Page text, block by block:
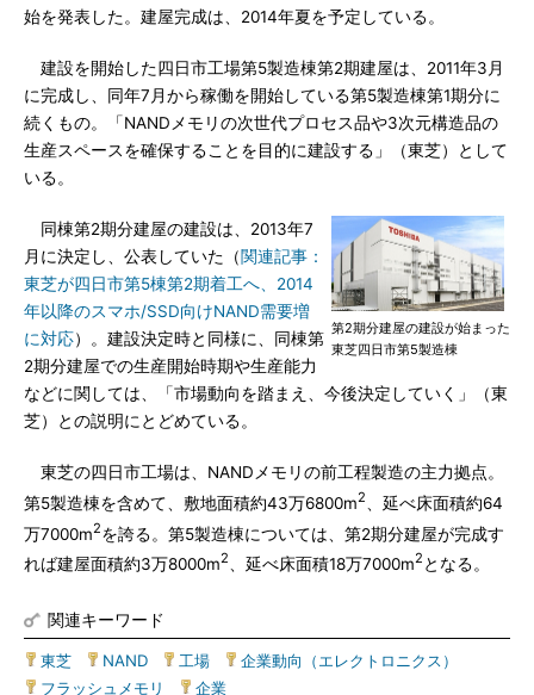
始を発表した。建屋完成は、2014年夏を予定している。
建設を開始した四日市工場第5製造棟第2期建屋は、2011年3月
に完成し、同年7月から稼働を開始している第5製造棟第1期分に
続くもの。「NANDメモリの次世代プロセス品や3次元構造品の
生産スペースを確保することを目的に建設する」（東芝）として
いる。
第2期分建屋の建設が始まった
東芝四日市第5製造棟
同棟第2期分建屋の建設は、2013年7
月に決定し、公表していた（関連記事：
東芝が四日市第5棟第2期着工へ、2014
年以降のスマホ/SSD向けNAND需要増
に対応）。建設決定時と同様に、同棟第
2期分建屋での生産開始時期や生産能力
などに関しては、「市場動向を踏まえ、今後決定していく」（東
芝）との説明にとどめている。
東芝の四日市工場は、NANDメモリの前工程製造の主力拠点。
第5製造棟を含めて、敷地面積約43万6800m2
、延べ床面積約64
万7000m2を誇る。第5製造棟については、第2期分建屋が完成す
れば建屋面積約3万8000m2 、延べ床面積18万7000m2 となる。
関連キーワード
東芝 NAND 工場 企業動向（エレクトロニクス）
フラッシュメモリ
企業